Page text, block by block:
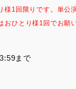
様1回限りです。単公
おひとり様1回でお願
まで